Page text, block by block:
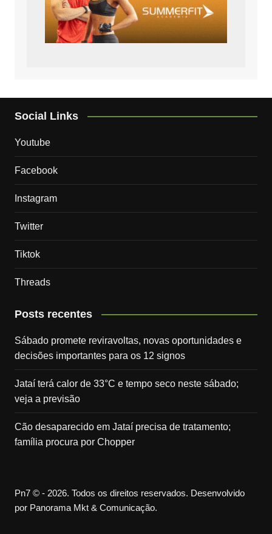
Social Links
Youtube
Facebook
Instagram
Twitter
Tiktok
Threads
Posts recentes
Sábado promete reviravoltas, novas oportunidades e
decisões importantes para os 12 signos
Jataí terá calor de 33°C e tempo seco neste sábado;
veja a previsão
Cão desaparecido em Jataí precisa de tratamento;
família procura por Chopper
Pn7 © - 2026. Todos os direitos reservados. Desenvolvido
por Panorama Mkt & Comunicação.